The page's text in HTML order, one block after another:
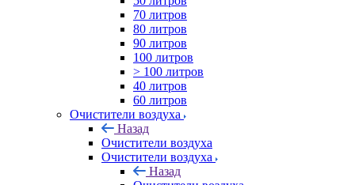
70 литров
80 литров
90 литров
100 литров
> 100 литров
40 литров
60 литров
Очистители воздуха
Назад
Очистители воздуха
Очистители воздуха
Назад